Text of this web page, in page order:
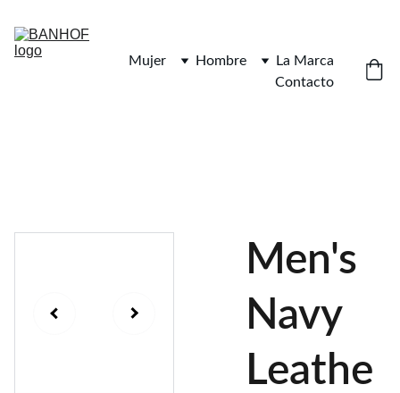
Mujer Hombre
La Marca
Contacto
Men's
Navy
Leathe